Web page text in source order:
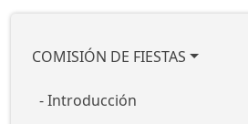
COMISIÓN DE FIESTAS
Introducción